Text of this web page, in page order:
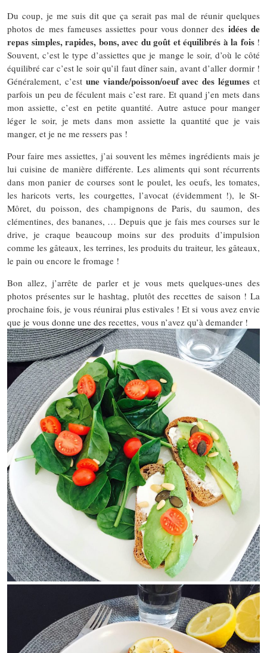
Du coup, je me suis dit que ça serait pas mal de réunir quelques
photos de mes fameuses assiettes pour vous donner des idées de
repas simples, rapides, bons, avec du goût et équilibrés à la fois!
Souvent, c’est le type d’assiettes que je mange le soir, d’où le côté
équilibré car c’est le soir qu’il faut dîner sain, avant d’aller dormir !
Généralement, c’est une viande/poisson/oeuf avec des légumes et
parfois un peu de féculent mais c’est rare. Et quand j’en mets dans
mon assiette, c’est en petite quantité. Autre astuce pour manger
léger le soir, je mets dans mon assiette la quantité que je vais
manger, et je ne me ressers pas !
Pour faire mes assiettes, j’ai souvent les mêmes ingrédients mais je
lui cuisine de manière différente. Les aliments qui sont récurrents
dans mon panier de courses sont le poulet, les oeufs, les tomates,
les haricots verts, les courgettes, l’avocat (évidemment !), le St-
Môret, du poisson, des champignons de Paris, du saumon, des
clémentines, des bananes, … Depuis que je fais mes courses sur le
drive, je craque beaucoup moins sur des produits d’impulsion
comme les gâteaux, les terrines, les produits du traiteur, les gâteaux,
le pain ou encore le fromage !
Bon allez, j’arrête de parler et je vous mets quelques-unes des
photos présentes sur le hashtag, plutôt des recettes de saison ! La
prochaine fois, je vous réunirai plus estivales ! Et si vous avez envie
que je vous donne une des recettes, vous n’avez qu’à demander !